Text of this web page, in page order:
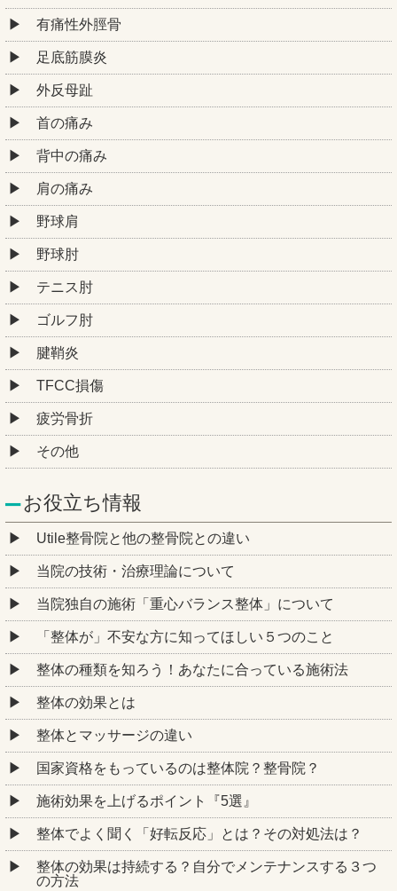
有痛性外脛骨
足底筋膜炎
外反母趾
首の痛み
背中の痛み
肩の痛み
野球肩
野球肘
テニス肘
ゴルフ肘
腱鞘炎
TFCC損傷
疲労骨折
その他
お役立ち情報
Utile整骨院と他の整骨院との違い
当院の技術・治療理論について
当院独自の施術「重心バランス整体」について
「整体が」不安な方に知ってほしい５つのこと
整体の種類を知ろう！あなたに合っている施術法
整体の効果とは
整体とマッサージの違い
国家資格をもっているのは整体院？整骨院？
施術効果を上げるポイント『5選』
整体でよく聞く「好転反応」とは？その対処法は？
整体の効果は持続する？自分でメンテナンスする３つ
の方法